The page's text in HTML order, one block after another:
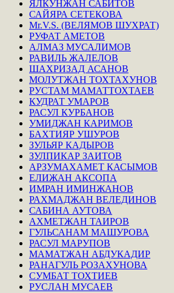
ЯЛКУНЖАН САБИТОВ
САЙЯРА СЕТЕКОВА
Mr.V.S. (ВЕЛЯМОВ ШУХРАТ)
РУФАТ АМЕТОВ
АЛМАЗ МУСАЛИМОВ
РАВИЛЬ ЖАЛЕЛОВ
ШАХРИЗАД АСАНОВ
МОЛУТЖАН ТОХТАХУНОВ
РУСТАМ МАМАТТОХТАЕВ
КУДРАТ УМАРОВ
РАСУЛ КУРБАНОВ
УМИДЖАН КАРИМОВ
БАХТИЯР УШУРОВ
ЗУЛЬЯР КАДЫРОВ
ЗУЛПИКАР ЗАИТОВ
АРЗУМАХАМЕТ КАСЫМОВ
ЕЛИЖАН АКСОПА
ИМРАН ИМИНЖАНОВ
РАХМАДЖАН ВЕЛЕДИНОВ
САБИНА АУТОВА
АХМЕТЖАН ТАИРОВ
ГУЛЬСАНАМ МАШУРОВА
РАСУЛ МАРУПОВ
МАМАТЖАН АБДУКАДИР
РАНАГУЛЬ РОЗАХУНОВА
СУМБАТ ТОХТИЕВ
РУСЛАН МУСАЕВ